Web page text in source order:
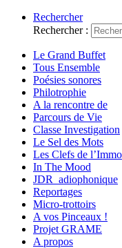
Rechercher
Rechercher :
Le Grand Buffet
Tous Ensemble
Poésies sonores
Philotrophie
A la rencontre de
Parcours de Vie
Classe Investigation
Le Sel des Mots
Les Clefs de l’Immo
In The Mood
JDR_adiophonique
Reportages
Micro-trottoirs
A vos Pinceaux !
Projet GRAME
A propos